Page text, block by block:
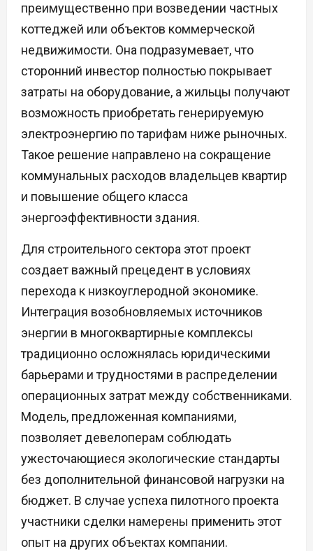
преимущественно при возведении частных
коттеджей или объектов коммерческой
недвижимости. Она подразумевает, что
сторонний инвестор полностью покрывает
затраты на оборудование, а жильцы получают
возможность приобретать генерируемую
электроэнергию по тарифам ниже рыночных.
Такое решение направлено на сокращение
коммунальных расходов владельцев квартир
и повышение общего класса
энергоэффективности здания.
Для строительного сектора этот проект
создает важный прецедент в условиях
перехода к низкоуглеродной экономике.
Интеграция возобновляемых источников
энергии в многоквартирные комплексы
традиционно осложнялась юридическими
барьерами и трудностями в распределении
операционных затрат между собственниками.
Модель, предложенная компаниями,
позволяет девелоперам соблюдать
ужесточающиеся экологические стандарты
без дополнительной финансовой нагрузки на
бюджет. В случае успеха пилотного проекта
участники сделки намерены применить этот
опыт на других объектах компании.